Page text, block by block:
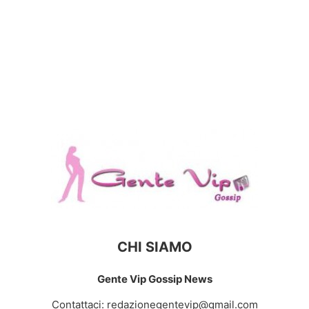
CHI SIAMO
Gente Vip Gossip News
Contattaci: redazionegentevip@gmail.com